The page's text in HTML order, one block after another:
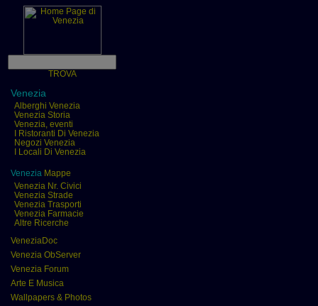
TROVA
Venezia
Alberghi Venezia
Venezia Storia
Venezia, eventi
I Ristoranti Di Venezia
Negozi Venezia
I Locali Di Venezia
Venezia Mappe
Venezia Nr. Civici
Venezia Strade
Venezia Trasporti
Venezia Farmacie
Altre Ricerche
VeneziaDoc
Venezia ObServer
Venezia Forum
Arte E Musica
Wallpapers & Photos